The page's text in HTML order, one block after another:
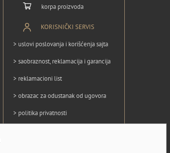
korpa proizvoda
KORISNIČKI SERVIS
> uslovi poslovanja i korišćenja sajta
> saobraznost, reklamacija i garancija
> reklamacioni list
> obrazac za odustanak od ugovora
> politika privatnosti